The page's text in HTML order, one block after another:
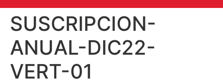
SUSCRIPCION-
ANUAL-DIC22-
VERT-01